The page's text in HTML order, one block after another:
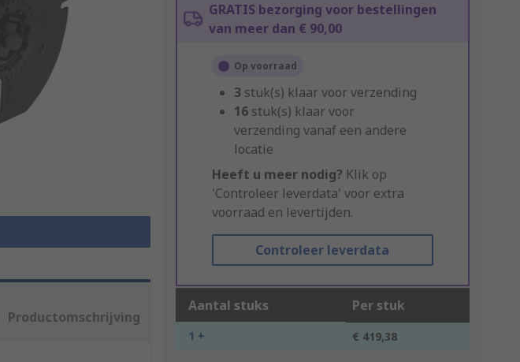
GRATIS bezorging voor bestellingen
van meer dan € 90,00
Op voorraad
3 stuk(s) klaar voor verzending
16 stuk(s) klaar voor
verzending vanaf een andere
locatie
Heeft u meer nodig? Klik op
'Controleer leverdata' voor extra
voorraad en levertijden.
Controleer leverdata
Aantal stuks Per stuk
1 + € 419,38
Productomschrijving